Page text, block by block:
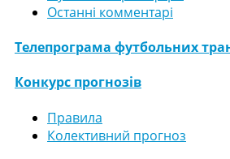
Останні комментарі
Телепрограма футбольних
Конкурс прогнозів
Правила
Колективний прогноз